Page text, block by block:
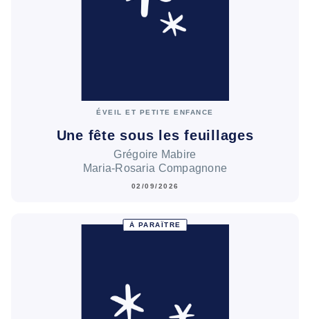
ÉVEIL ET PETITE ENFANCE
Une fête sous les feuillages
Grégoire Mabire
Maria-Rosaria Compagnone
02/09/2026
À PARAÎTRE